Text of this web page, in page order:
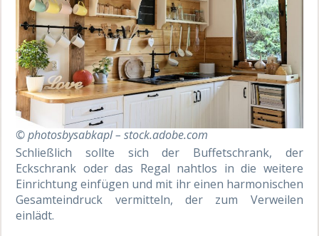
© photosbysabkapl – stock.adobe.com
Schließlich sollte sich der Buffetschrank, der
Eckschrank oder das Regal nahtlos in die weitere
Einrichtung einfügen und mit ihr einen harmonischen
Gesamteindruck vermitteln, der zum Verweilen
einlädt.